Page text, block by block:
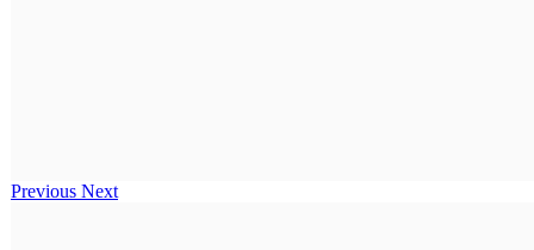
Previous Next